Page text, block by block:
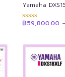
Yamaha
ให้คะแนน
฿59,800.00